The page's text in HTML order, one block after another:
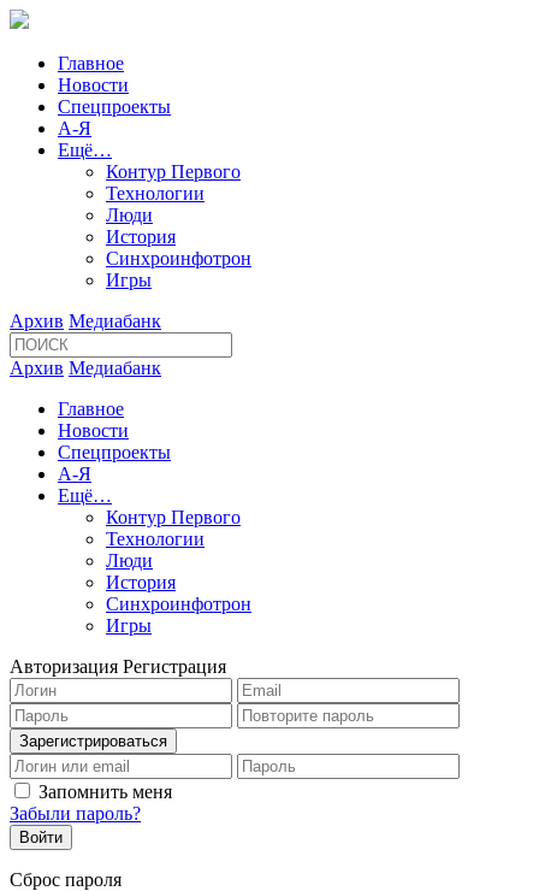
Главное
Новости
Спецпроекты
А-Я
Ещё…
Контур Первого
Технологии
Люди
История
Синхроинфотрон
Игры
Архив Медиабанк
Архив Медиабанк
Главное
Новости
Спецпроекты
А-Я
Ещё…
Контур Первого
Технологии
Люди
История
Синхроинфотрон
Игры
Авторизация Регистрация
Запомнить меня
Забыли пароль?
Сброс пароля